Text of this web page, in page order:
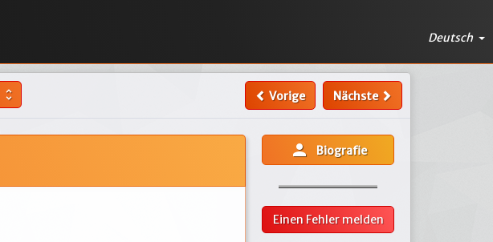
Deutsch
unfold_more Vorige Nächste
person Biografie
Einen Fehler melden